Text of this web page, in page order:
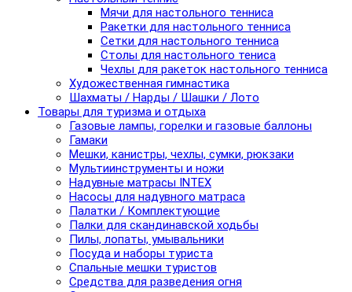
Мячи для настольного тенниса
Ракетки для настольного тенниса
Сетки для настольного тенниса
Столы для настольного тениса
Чехлы для ракеток настольного тенниса
Художественная гимнастика
Шахматы / Нарды / Шашки / Лото
Товары для туризма и отдыха
Газовые лампы, горелки и газовые баллоны
Гамаки
Мешки, канистры, чехлы, сумки, рюкзаки
Мультиинструменты и ножи
Надувные матрасы INTEX
Насосы для надувного матраса
Палатки / Комплектующие
Палки для скандинавской ходьбы
Пилы, лопаты, умывальники
Посуда и наборы туриста
Спальные мешки туристов
Средства для разведения огня